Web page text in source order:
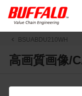
BSUABDU210WH
高画質画像/